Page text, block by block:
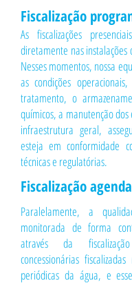
Fiscalização
As fiscalizações
diretamente nas instalações
Nesses momentos, nossa
as condições
tratamento, o
químicos, a manutenção
infraestrutura geral,
esteja em conformidade
técnicas e regulatórias.
Fiscalização
Paralelamente, a
monitorada de forma
através da
concessionárias
periódicas da água, e